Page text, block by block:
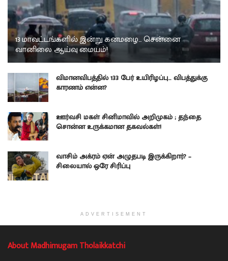
13 மாவட்டங்களில் இன்று கனமழை… சென்னை
வானிலை ஆய்வு மையம்!
விமானவிபத்தில் 133 பேர் உயிரிழப்பு… விபத்துக்கு
காரணம் என்ன?
ஊர்வசி மகள் சினிமாவில் அறிமுகம் ; தந்தை
சொன்ன உருக்கமான தகவல்கள்!
வாசிம் அக்ரம் ஏன் அழுதபடி இருக்கிறார்? –
சிலையால் ஒரே சிரிப்பு
ADVERTISEMENT
About Madhimugam Tholaikkatchi